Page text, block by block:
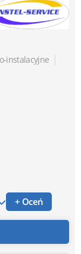
instalacyjne |
+ Oceń